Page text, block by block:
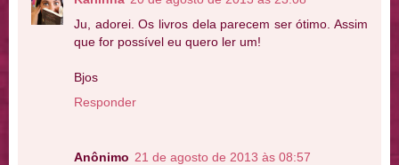
Ju, adorei. Os livros dela parecem ser ótimo. Assim
que for possível eu quero ler um!
Bjos
Responder
Anônimo 21 de agosto de 2013 às 08:57